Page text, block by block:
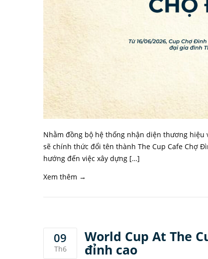
Nhằm đồng bộ hệ thống nhận diện thương hiệu
sẽ chính thức đổi tên thành The Cup Cafe Chợ
hướng đến việc xây dựng […]
Xem thêm →
09
Th6
World Cup At The
đỉnh cao